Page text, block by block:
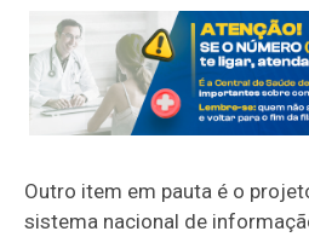
Outro item em pauta é o
sistema nacional de